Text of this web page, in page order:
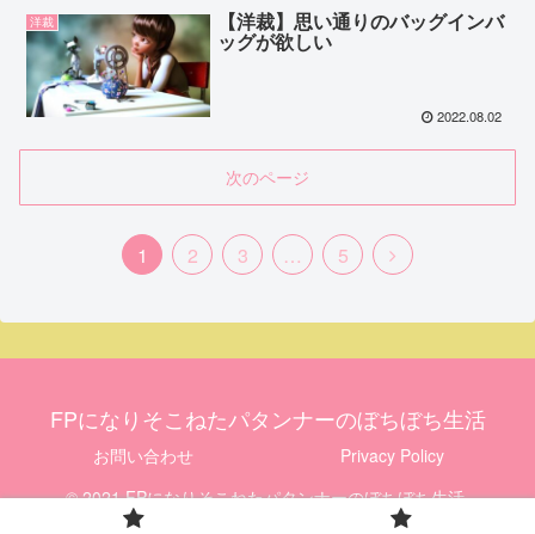
洋裁 【洋裁】思い通りのバッグインバ
ッグが欲しい
2022.08.02
次のページ
1 2 3 … 5
FPになりそこねたパタンナーのぼちぼち生活
お問い合わせ
Privacy Policy
© 2021 FPになりそこねたパタンナーのぼちぼち生活.